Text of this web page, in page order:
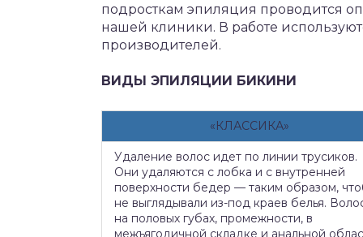
подросткам эпиляция проводится
нашей клиники. В работе
производителей.
ВИДЫ ЭПИЛЯЦИИ БИКИНИ
«КЛАССИКА»
Удаление волос идет по линии трусиков.
Они удаляются с лобка и с внутренней
поверхности бедер — таким образом,
не выглядывали из-под краев белья.
на половых губах, промежности, в
межъягодичной складке и анальной